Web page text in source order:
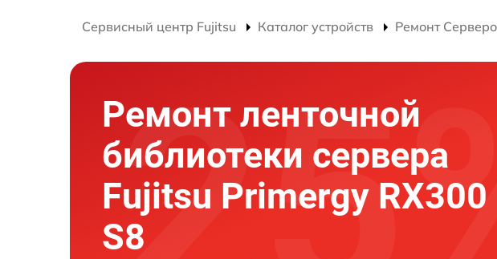
Сервисный центр Fujitsu Каталог устройств Ремонт
Ремонт ленточной
библиотеки сервера
Fujitsu Primergy RX300
S8